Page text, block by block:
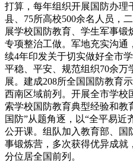
打算，每年组织开展国防办理
县、75所高校500余名人员，
展学校国防教育、学生军事
专项整治工做。军地充实沟通
续4年印发关于切实做好全市
平稳、平安、规范组织70余万
展。建成208所全国国防教育
西南区域前列。开展全市学校
索学校国防教育典型经验和教
国防”从题角逐，以“全平易近
公开课。组队加入教育部、国
事锻炼营，多次获得优异成就
分位居全国前列。